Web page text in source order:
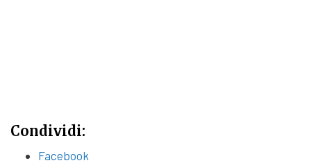
Condividi:
Facebook